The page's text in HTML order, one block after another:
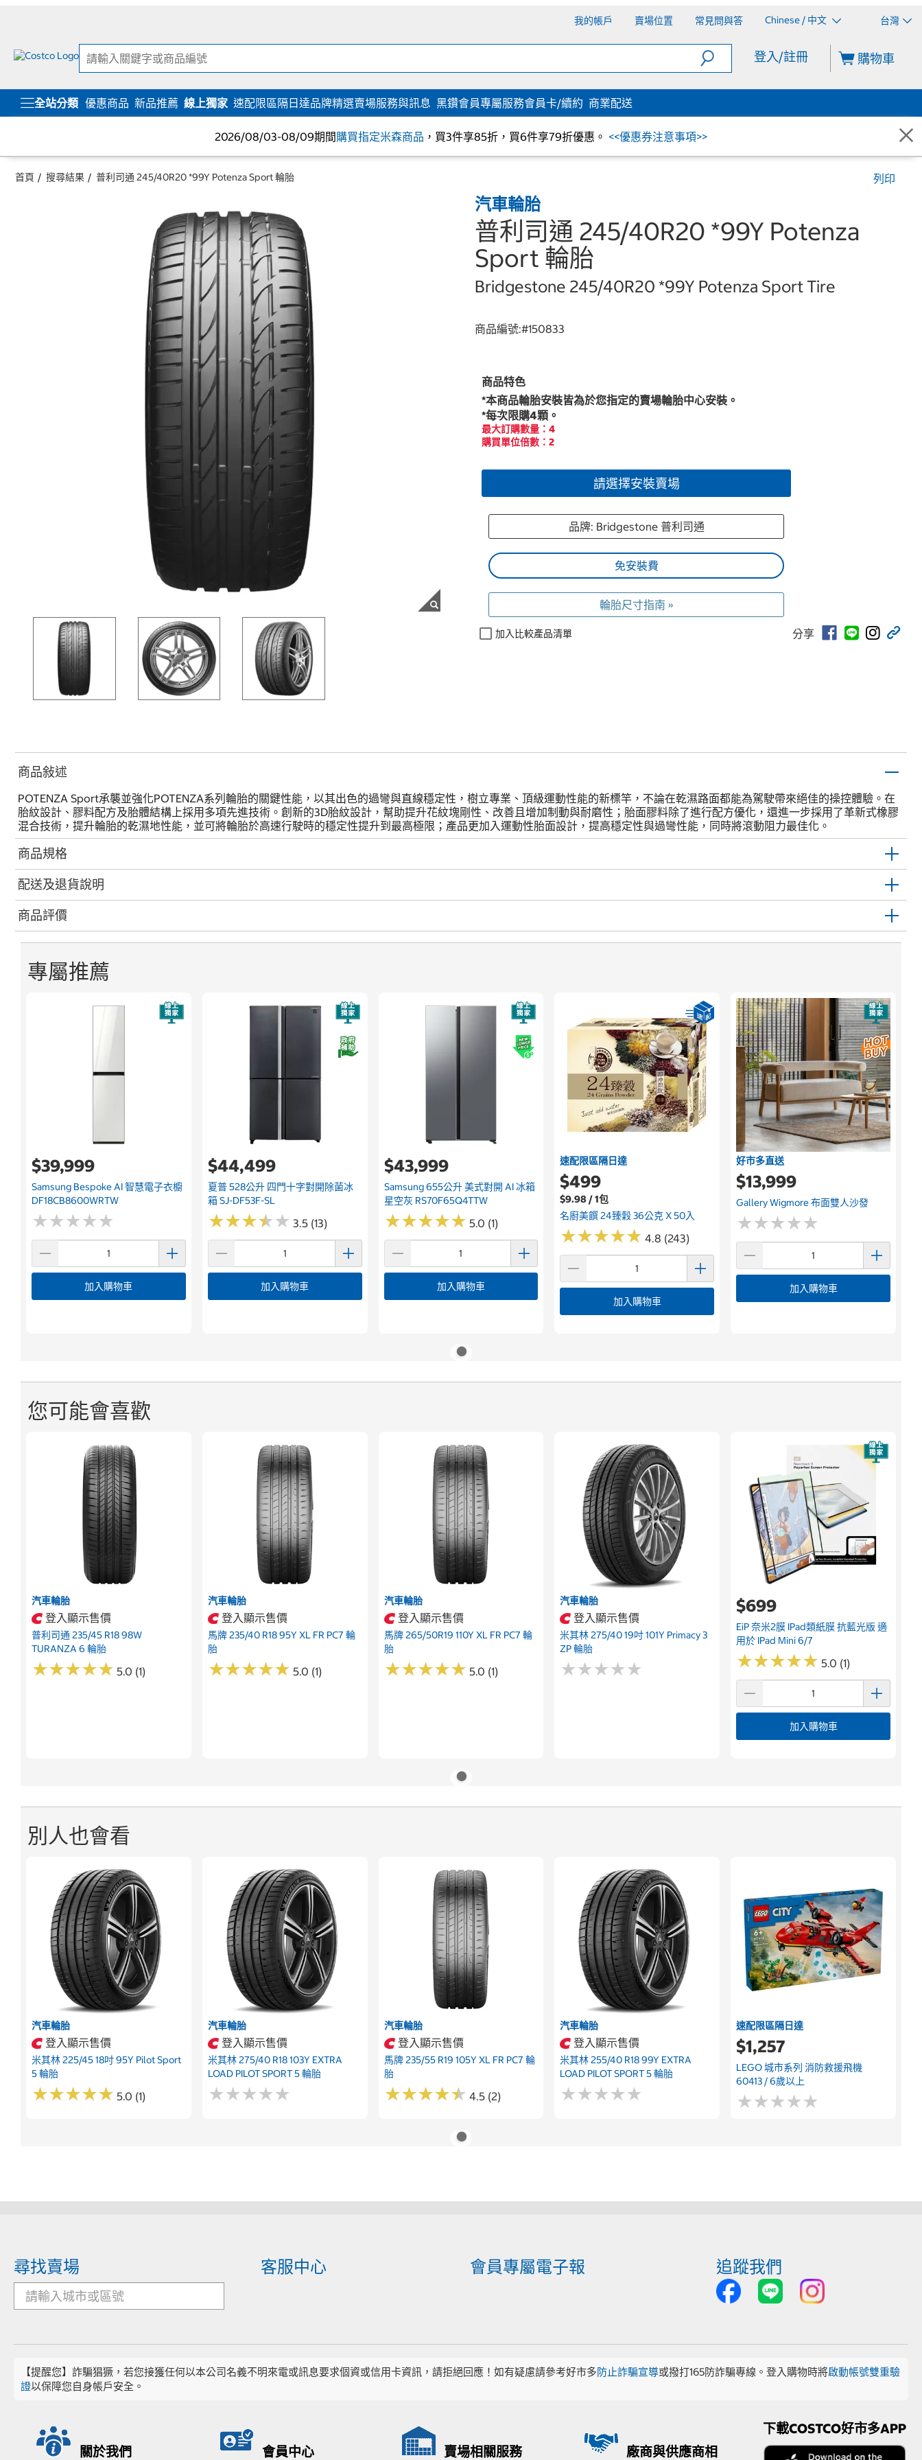
我的帳戶 賣場位置 常見問與答 Chinese / 中文 台灣
登入/註冊 購物車
全站分類 優惠商品 新品推薦 線上獨家 速配限區隔日達品牌精選賣場服務與訊息 黑鑽會員專屬服務會員卡/續約 商業配送
2026/08/03-08/09期間購買指定米森商品 ，買3件享85折，買6件享79折優惠。 <<優惠券注意事項>>
首頁 搜尋結果 普利司通 245/40R20 *99Y Potenza Sport 輪胎 列印
汽車輪胎
普利司通 245/40R20 *99Y Potenza
Sport 輪胎
Bridgestone 245/40R20 *99Y Potenza Sport Tire
商品編號:#150833
商品特色
*本商品輪胎安裝皆為於您指定的賣場輪胎中心安裝。
*每次限購4顆。
最大訂購數量：4
購買單位倍數：2
請選擇安裝賣場
品牌: Bridgestone 普利司通
免安裝費
輪胎尺寸指南 »
加入比較產品清單 分享
商品敍述
POTENZA Sport承襲並強化POTENZA系列輪胎的關鍵性能，以其出色的過彎與直線穩定性，樹立專業、頂級運動性能的新標竿，不論在乾濕路面都能為駕駛帶來絕佳的操控體驗。在
胎紋設計、膠料配方及胎體結構上採用多項先進技術。創新的3D胎紋設計，幫助提升花紋塊剛性、改善且增加制動與耐磨性；胎面膠料除了進行配方優化，還進一步採用了革新式橡膠
混合技術，提升輪胎的乾濕地性能，並可將輪胎於高速行駛時的穩定性提升到最高極限；產品更加入運動性胎面設計，提高穩定性與過彎性能，同時將滾動阻力最佳化。
商品規格
配送及退貨說明
商品評價
專屬推薦
$39,999
Samsung Bespoke AI 智慧電子衣櫥
DF18CB8600WRTW
★★★★★
★★★★★
加入購物車
$44,499
夏普 528公升 四門十字對開除菌冰
箱 SJ-DF53F-SL
★★★★★
★★★★★ 3.5 (13)
加入購物車
$43,999
Samsung 655公升 美式對開 AI 冰箱
星空灰 RS70F65Q4TTW
★★★★★
★★★★★ 5.0 (1)
加入購物車
速配限區隔日達
$499
$9.98 / 1包
名廚美饌 24臻穀 36公克 X 50入
★★★★★
★★★★★ 4.8 (243)
加入購物車
好市多直送
$13,999
Gallery Wigmore 布面雙人沙發
★★★★★
★★★★★
加入購物車
您可能會喜歡
汽車輪胎
登入顯示售價
普利司通 235/45 R18 98W
TURANZA 6 輪胎
★★★★★
★★★★★ 5.0 (1)
汽車輪胎
登入顯示售價
馬牌 235/40 R18 95Y XL FR PC7 輪
胎
★★★★★
★★★★★ 5.0 (1)
汽車輪胎
登入顯示售價
馬牌 265/50R19 110Y XL FR PC7 輪
胎
★★★★★
★★★★★ 5.0 (1)
汽車輪胎
登入顯示售價
米其林 275/40 19吋 101Y Primacy 3
ZP 輪胎
★★★★★
★★★★★
$699
EiP 奈米2膜 IPad類紙膜 抗藍光版 適
用於 IPad Mini 6/7
★★★★★
★★★★★ 5.0 (1)
加入購物車
別人也會看
汽車輪胎
登入顯示售價
米其林 225/45 18吋 95Y Pilot Sport
5 輪胎
★★★★★
★★★★★ 5.0 (1)
汽車輪胎
登入顯示售價
米其林 275/40 R18 103Y EXTRA
LOAD PILOT SPORT 5 輪胎
★★★★★
★★★★★
汽車輪胎
登入顯示售價
馬牌 235/55 R19 105Y XL FR PC7 輪
胎
★★★★★
★★★★★ 4.5 (2)
汽車輪胎
登入顯示售價
米其林 255/40 R18 99Y EXTRA
LOAD PILOT SPORT 5 輪胎
★★★★★
★★★★★
速配限區隔日達
$1,257
LEGO 城市系列 消防救援飛機
60413 / 6歲以上
★★★★★
★★★★★
尋找賣場 客服中心 會員專屬電子報 追蹤我們
【提醒您】詐騙猖獗，若您接獲任何以本公司名義不明來電或訊息要求個資或信用卡資訊，請拒絕回應！如有疑慮請參考好市多防止詐騙宣導或撥打165防詐騙專線。登入購物時將啟動帳號雙重驗
證以保障您自身帳戶安全。
關於我們 會員中心 賣場相關服務 廠商與供應商相
下載COSTCO好市多APP